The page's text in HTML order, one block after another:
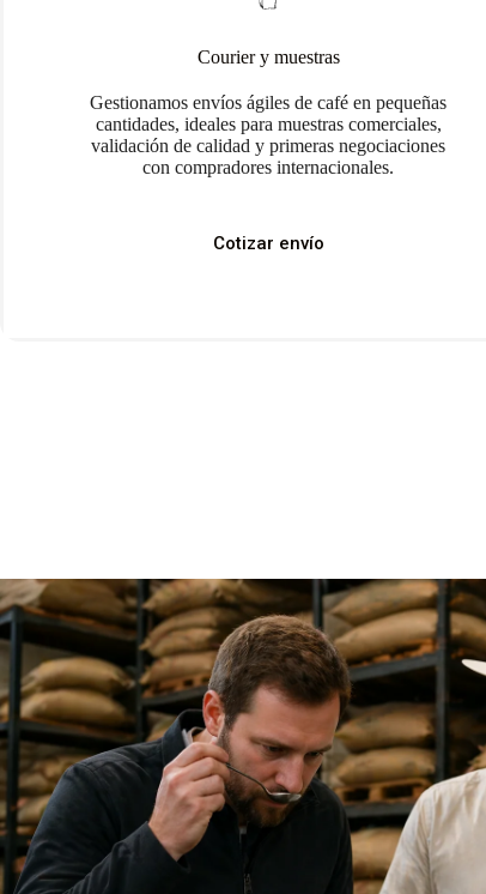
Courier y muestras
Gestionamos envíos ágiles de café en pequeñas
cantidades, ideales para muestras comerciales,
validación de calidad y primeras negociaciones
con compradores internacionales.
Cotizar envío